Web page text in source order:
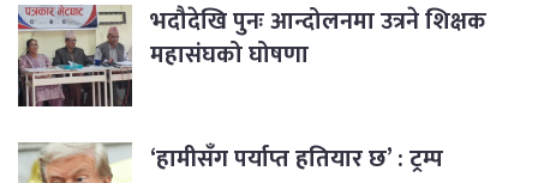
भदौदेखि पुनः आन्दोलनमा उत्रने शिक्षक
महासंघको घोषणा
‘हामीसँग पर्याप्त हतियार छ’ : ट्रम्प